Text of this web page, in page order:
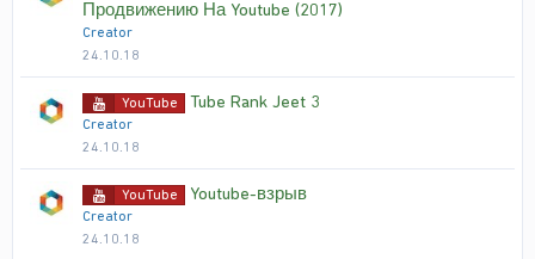
Продвижению На Youtube (2017)
Creator
24.10.18
YouTube Tube Rank Jeet 3
Creator
24.10.18
YouTube Youtube-взрыв
Creator
24.10.18